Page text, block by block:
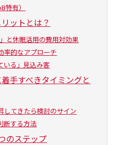
特有）
ットとは？
と休眠活用の費用対効果
率的なアプローチ
いる」見込み客
手すべきタイミングと
してきたら検討のサイン
断する方法
のステップ